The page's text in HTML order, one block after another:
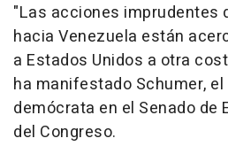
"Las acciones imprudentes
hacia Venezuela están
a Estados Unidos a otra
ha manifestado Schumer,
demócrata en el Senado de
del Congreso.